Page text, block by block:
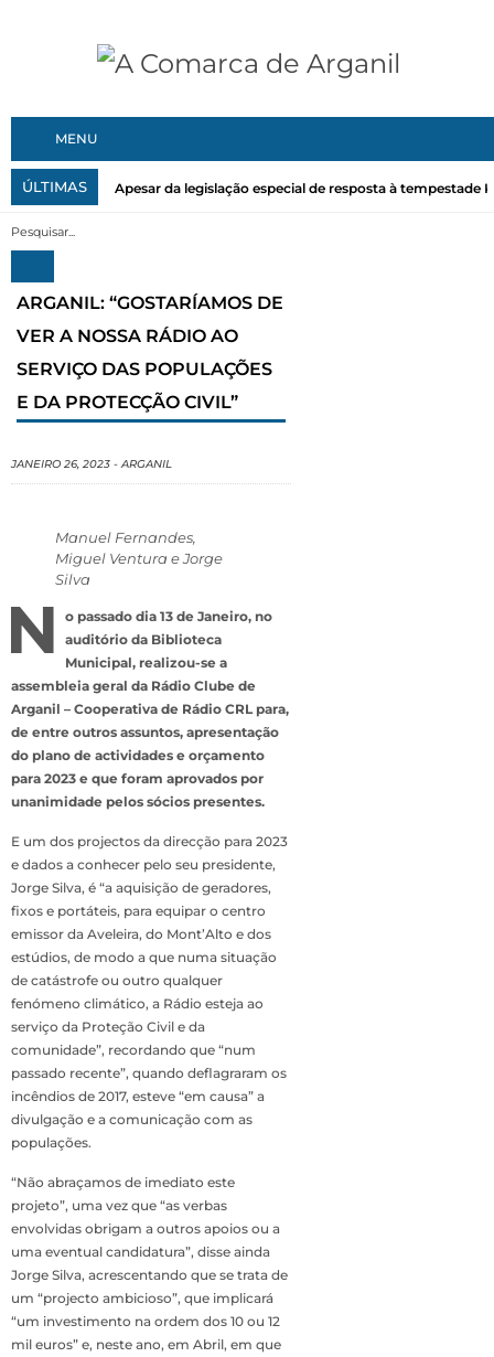
MENU
ÚLTIMAS Apesar da legislação especial de resposta à tempestade
ARGANIL: “GOSTARÍAMOS DE
VER A NOSSA RÁDIO AO
SERVIÇO DAS POPULAÇÕES
E DA PROTECÇÃO CIVIL”
JANEIRO 26, 2023 -ARGANIL
Manuel Fernandes,
Miguel Ventura e Jorge
Silva
N
o passado dia 13 de Janeiro, no
auditório da Biblioteca
Municipal, realizou-se a
assembleia geral da Rádio Clube de
Arganil – Cooperativa de Rádio CRL para,
de entre outros assuntos, apresentação
do plano de actividades e orçamento
para 2023 e que foram aprovados por
unanimidade pelos sócios presentes.
E um dos projectos da direcção para 2023
e dados a conhecer pelo seu presidente,
Jorge Silva, é “a aquisição de geradores,
fixos e portáteis, para equipar o centro
emissor da Aveleira, do Mont’Alto e dos
estúdios, de modo a que numa situação
de catástrofe ou outro qualquer
fenómeno climático, a Rádio esteja ao
serviço da Proteção Civil e da
comunidade”, recordando que “num
passado recente”, quando deflagraram os
incêndios de 2017, esteve “em causa” a
divulgação e a comunicação com as
populações.
“Não abraçamos de imediato este
projeto”, uma vez que “as verbas
envolvidas obrigam a outros apoios ou a
uma eventual candidatura”, disse ainda
Jorge Silva, acrescentando que se trata de
um “projecto ambicioso”, que implicará
“um investimento na ordem dos 10 ou 12
mil euros” e, neste ano, em Abril, em que